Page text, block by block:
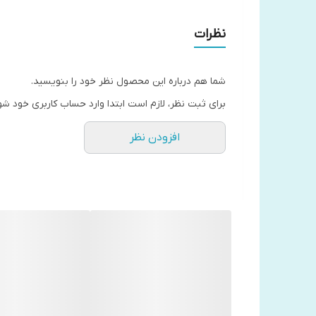
نظرات
شما هم درباره این محصول نظر خود را بنویسید.
برای ثبت نظر، لازم است ابتدا وارد حساب کاربری خود
افزودن نظر